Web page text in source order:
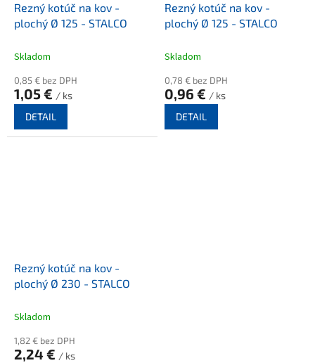
Rezný kotúč na kov -
plochý Ø 125 - STALCO
Skladom
0,85 € bez DPH
1,05 € / ks
DETAIL
Rezný kotúč na kov -
plochý Ø 125 - STALCO
Skladom
0,78 € bez DPH
0,96 € / ks
DETAIL
Rezný kotúč na kov -
plochý Ø 230 - STALCO
Skladom
1,82 € bez DPH
2,24 € / ks